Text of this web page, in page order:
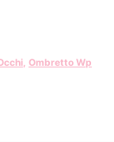
, Ombretto Wp